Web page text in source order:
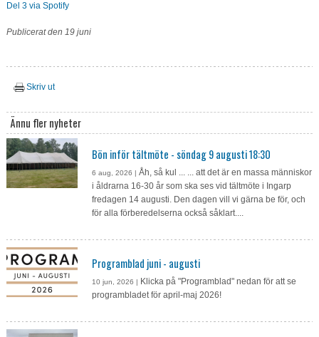
Del 3 via Spotify
Publicerat den 19 juni
Skriv ut
Ännu fler nyheter
Bön inför tältmöte - söndag 9 augusti 18:30
6 aug, 2026 | Åh, så kul ... ... att det är en massa människor
i åldrarna 16-30 år som ska ses vid tältmöte i Ingarp
fredagen 14 augusti. Den dagen vill vi gärna be för, och
för alla förberedelserna också såklart....
Programblad juni - augusti
10 jun, 2026 | Klicka på "Programblad" nedan för att se
programbladet för april-maj 2026!